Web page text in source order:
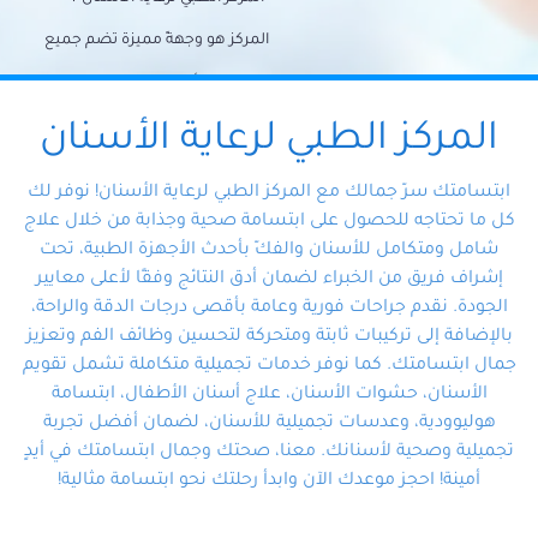
المركز هو وجهةً مميزة تضم جميع
احتياجات الأسنان تحت سقف واحد،
وتضمن لك حلاً شاملًا لجميع
المتخصص ذوي الخبرة، ستجد نفسك
في أيد أمينة تلبي احتياجاتك بكل
احترافية ودقة.
المركز الطبي لرعاية الأسنان
ابتسامتك سرّ جمالك مع المركز الطبي لرعاية الأسنان! نوفر لك
كل ما تحتاجه للحصول على ابتسامة صحية وجذابة من خلال علاج
شامل ومتكامل للأسنان والفكّ بأحدث الأجهزة الطبية، تحت
إشراف فريق من الخبراء لضمان أدق النتائج وفقًا لأعلى معايير
الجودة. نقدم جراحات فورية وعامة بأقصى درجات الدقة والراحة،
بالإضافة إلى تركيبات ثابتة ومتحركة لتحسين وظائف الفم وتعزيز
جمال ابتسامتك. كما نوفر خدمات تجميلية متكاملة تشمل تقويم
الأسنان، حشوات الأسنان، علاج أسنان الأطفال، ابتسامة
هوليوودية، وعدسات تجميلية للأسنان، لضمان أفضل تجربة
تجميلية وصحية لأسنانك. معنا، صحتك وجمال ابتسامتك في أيدٍ
أمينة! احجز موعدك الآن وابدأ رحلتك نحو ابتسامة مثالية!